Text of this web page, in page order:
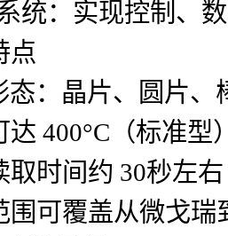
统：实现控制、
点
态：晶片、圆片、
400°C（标准型
取时间约 30秒左右
围可覆盖从微戈瑞